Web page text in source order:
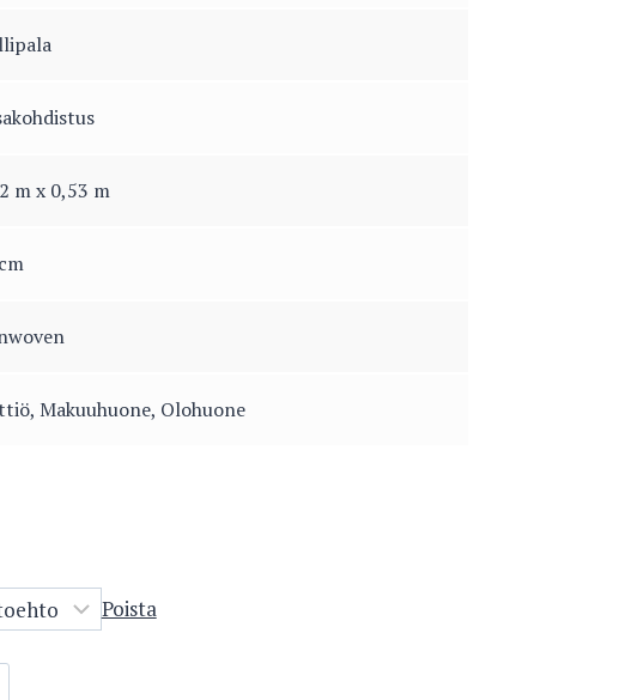
m x 0,53 m
Makuuhuone, Olohuone
Poista